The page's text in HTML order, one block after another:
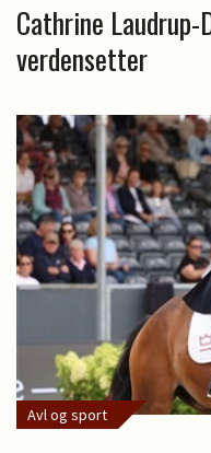
Cathrine
verdensetter
Avl og sport